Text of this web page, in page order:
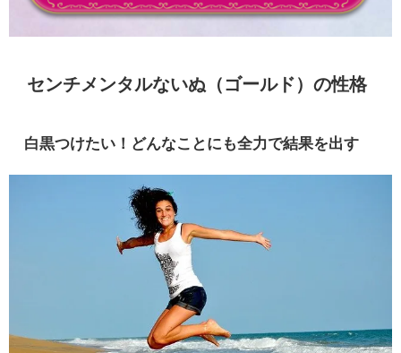
センチメンタルないぬ（ゴールド）の性格
白黒つけたい！どんなことにも全力で結果を出す